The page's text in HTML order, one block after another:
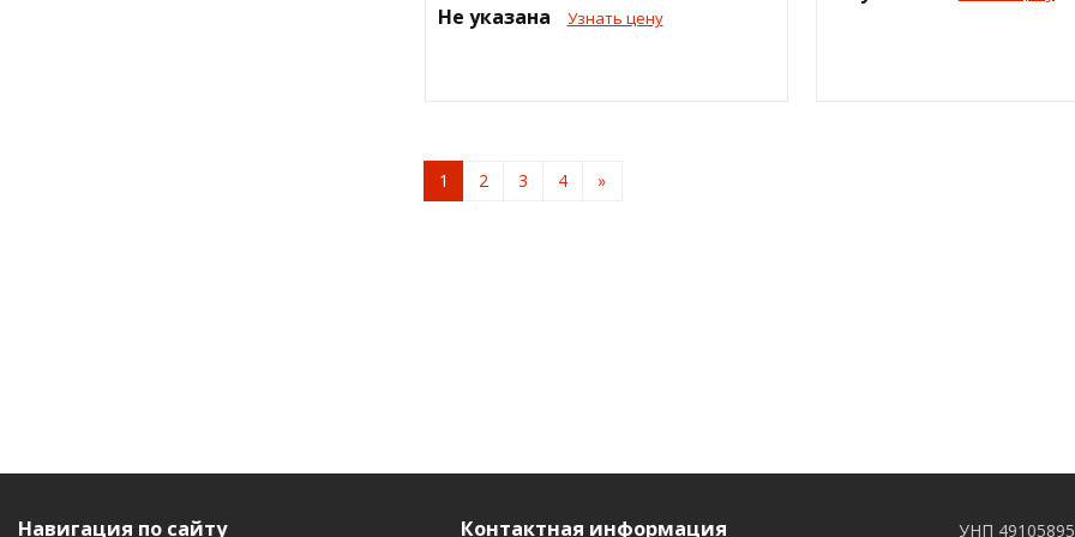
Не указана Узнать цену
1 2 3 4 »
УНП
Навигация по сайту Контактная информация